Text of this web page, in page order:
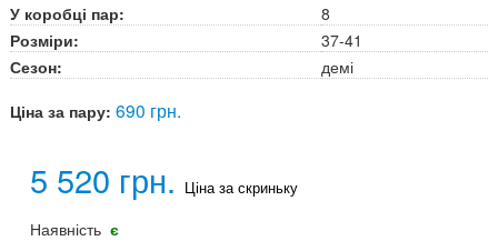
У коробці пар:
8
Розміри:
37-41
Сезон:
демі
Ціна за пару: 690 грн.
5 520 грн. Ціна за скриньку
Наявність є